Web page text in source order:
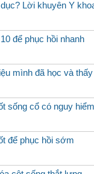
Lời khuyên Y
để phục hồi nhanh
mình đã học và
sống cổ có nguy
để phục hồi sớm